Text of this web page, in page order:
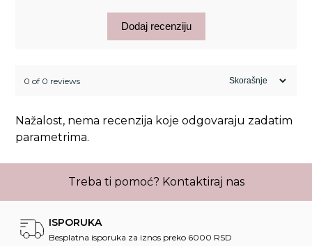
Dodaj recenziju
0 of 0 reviews
Nažalost, nema recenzija koje odgovaraju zadatim
parametrima.
Treba ti pomoć? Kontaktiraj nas
ISPORUKA
Besplatna isporuka za iznos preko 6000 RSD